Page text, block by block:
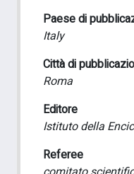
Paese di
Italy
Città di
Roma
Editore
Istituto della
Referee